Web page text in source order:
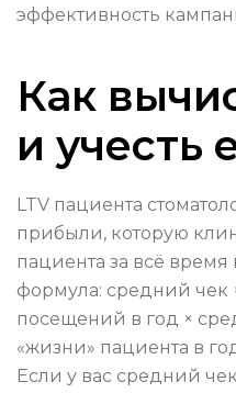
эффективность
Как
и учесть
LTV пациента
прибыли, которую
пациента за всё
формула: средний чек
посещений в год ×
«жизни» пациента в
Если у вас средний